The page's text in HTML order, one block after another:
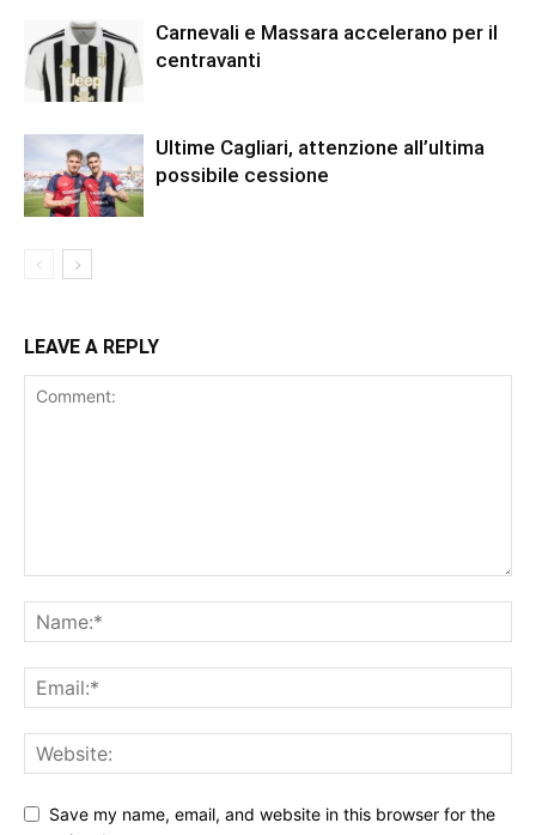
Carnevali e Massara accelerano per il
centravanti
Ultime Cagliari, attenzione all’ultima
possibile cessione
LEAVE A REPLY
Save my name, email, and website in this browser for the